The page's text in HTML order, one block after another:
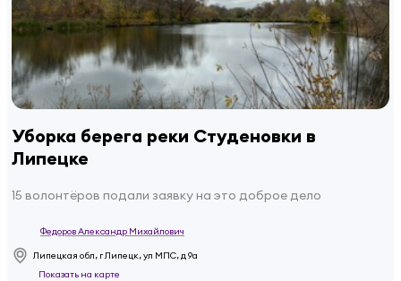
Уборка берега реки Студеновки в
Липецке
15 волонтёров подали заявку на это доброе дело
Федоров Александр Михайлович
Липецкая обл, г Липецк, ул МПС, д 9а
Показать на карте